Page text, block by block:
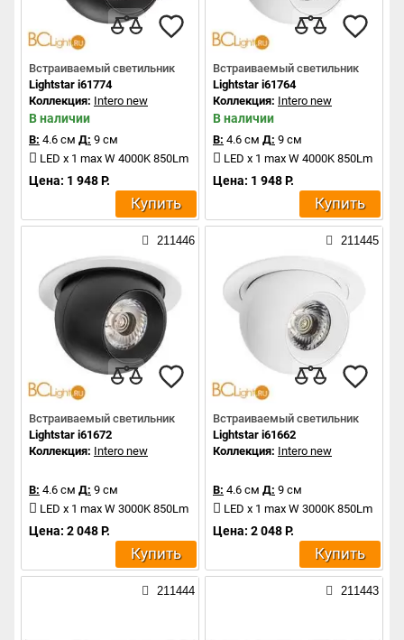
Встраиваемый светильник
Lightstar i61774
Коллекция: Intero new
В наличии
В: 4.6 см Д: 9 см
LED x 1 max W 4000K 850Lm
Цена: 1 948 Р.
Купить
Встраиваемый светильник
Lightstar i61764
Коллекция: Intero new
В наличии
В: 4.6 см Д: 9 см
LED x 1 max W 4000K 850Lm
Цена: 1 948 Р.
Купить
211446
Встраиваемый светильник
Lightstar i61672
Коллекция: Intero new
В: 4.6 см Д: 9 см
LED x 1 max W 3000K 850Lm
Цена: 2 048 Р.
Купить
211445
Встраиваемый светильник
Lightstar i61662
Коллекция: Intero new
В: 4.6 см Д: 9 см
LED x 1 max W 3000K 850Lm
Цена: 2 048 Р.
Купить
211444 211443